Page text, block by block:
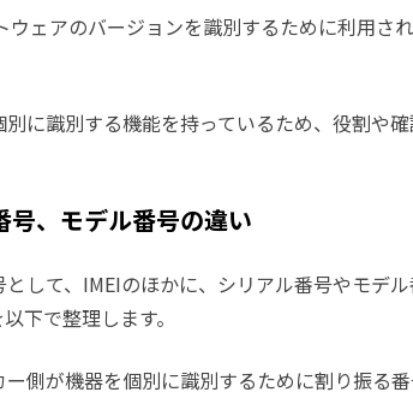
ウェアのバージョンを識別するために利用さ
に識別する機能を持っているため、役割や
号、モデル番号の違い
して、IMEIのほかに、シリアル番号やモデ
下で整理します。
側が機器を個別に識別するために割り振る